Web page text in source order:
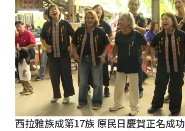
西拉雅族成第17族 原民日慶賀正名成功